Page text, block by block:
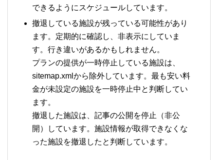
できるようにスケジュールしています。
撤退している施設が残っている可能性があり
ます。定期的に確認し、非表示にしていま
す。行き違いがあるかもしれません。
プランの提供が一時停止している施設は、
sitemap.xmlから除外しています。最も安い料
金が未設定の施設を一時停止中と判断してい
ます。
撤退した施設は、記事の公開を停止（非公
開）しています。施設情報が取得できなくな
った施設を撤退したと判断しています。